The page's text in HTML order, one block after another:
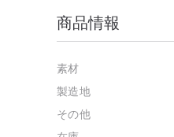
商品情報
素材
製造地
その他